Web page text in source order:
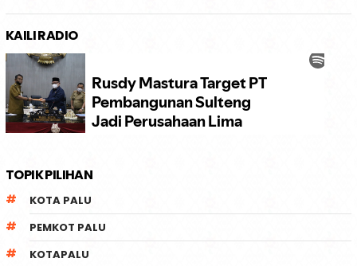
KAILI RADIO
TOPIK PILIHAN
KOTA PALU
PEMKOT PALU
KOTAPALU